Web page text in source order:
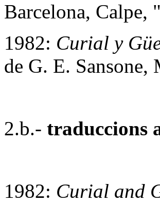
Barcelona, Calpe,
1982: Curial y
de G. E.
2.b.- traduccions
1982: Curial and